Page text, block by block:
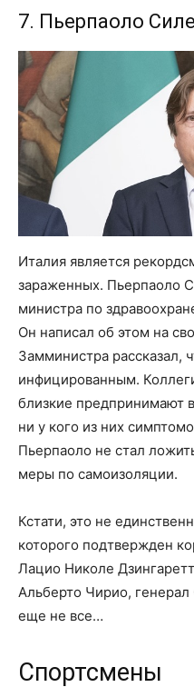
7. Пьерпаоло
Италия является
зараженных. Пьерпаоло
министра по
Он написал об этом на
Замминистра рассказал,
инфицированным.
близкие предпринимают
ни у кого из них
Пьерпаоло не стал
меры по самоизоляции.
Кстати, это не
которого подтвержден
Лацио Николе
Альберто Чирио, генерал
еще не все…
Спортсмены